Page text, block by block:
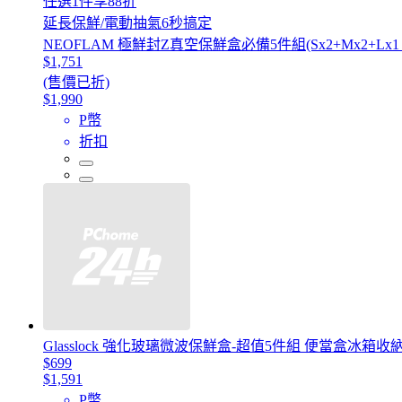
延長保鮮/電動抽氣6秒搞定
NEOFLAM 極鮮封Z真空保鮮盒必備5件組
$1,751
(售價已折)
$1,990
P幣
折扣
Glasslock 強化玻璃微波保鮮盒-超值5件組 便當盒冰箱收
$699
$1,591